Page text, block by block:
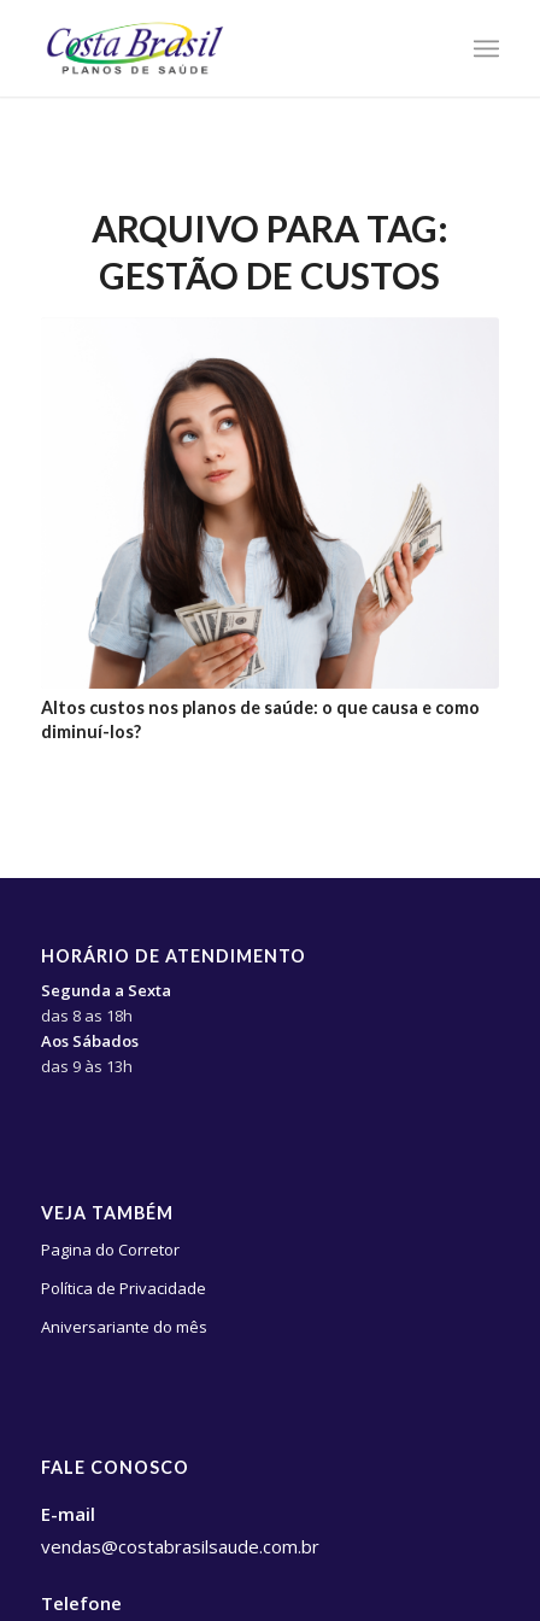
ARQUIVO PARA TAG:
GESTÃO DE CUSTOS
Altos custos nos planos de saúde: o que causa e como
diminuí-los?
HORÁRIO DE ATENDIMENTO
Segunda a Sexta
das 8 as 18h
Aos Sábados
das 9 às 13h
VEJA TAMBÉM
Pagina do Corretor
Política de Privacidade
Aniversariante do mês
FALE CONOSCO
E-mail
vendas@costabrasilsaude.com.br
Telefone